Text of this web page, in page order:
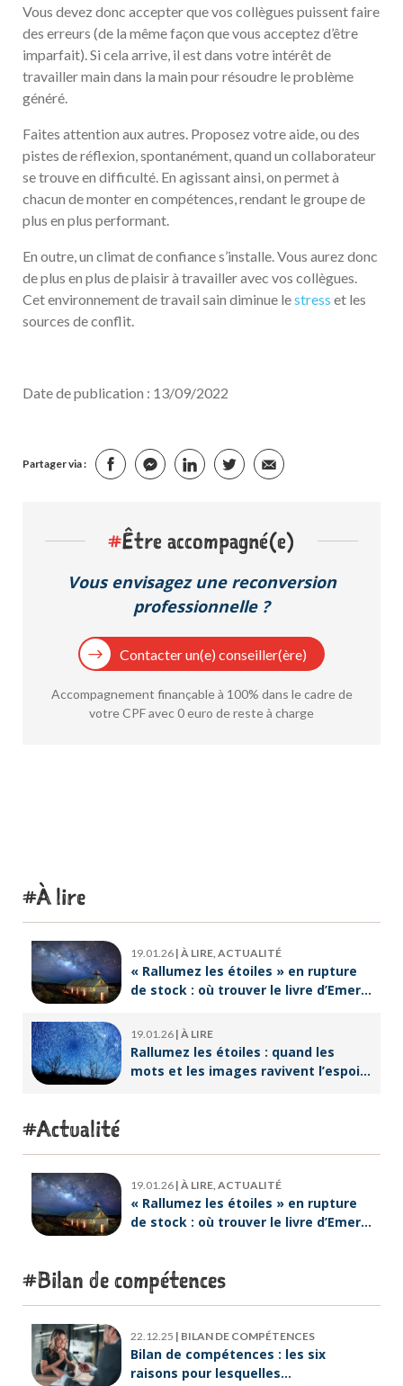
Vous devez donc accepter que vos collègues puissent faire
des erreurs (de la même façon que vous acceptez d’être
imparfait). Si cela arrive, il est dans votre intérêt de
travailler main dans la main pour résoudre le problème
généré.
Faites attention aux autres. Proposez votre aide, ou des
pistes de réflexion, spontanément, quand un collaborateur
se trouve en difficulté. En agissant ainsi, on permet à
chacun de monter en compétences, rendant le groupe de
plus en plus performant.
En outre, un climat de confiance s’installe. Vous aurez donc
de plus en plus de plaisir à travailler avec vos collègues.
Cet environnement de travail sain diminue lestress et les
sources de conflit.
Date de publication : 13/09/2022
Partager via :
#Être accompagné(e)
Vous envisagez une reconversion
professionnelle ?
Contacter un(e) conseiller(ère)
Accompagnement finançable à 100% dans le cadre de
votre CPF avec 0 euro de reste à charge
À lire
19.01.26 | À LIRE, ACTUALITÉ
« Rallumez les étoiles » en rupture
de stock : où trouver le livre d’Emeric
19.01.26 | À LIRE
Rallumez les étoiles : quand les
mots et les images ravivent l’espoir
Actualité
19.01.26 | À LIRE, ACTUALITÉ
« Rallumez les étoiles » en rupture
de stock : où trouver le livre d’Emeric
Bilan de compétences
22.12.25 | BILAN DE COMPÉTENCES
Bilan de compétences : les six
raisons pour lesquelles